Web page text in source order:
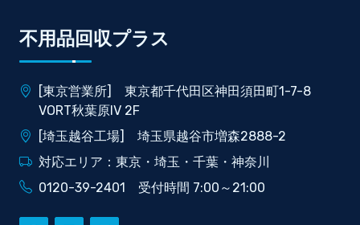
不用品回収プラス
[東京営業所] 東京都千代田区神田須田町1-7-8
VORT秋葉原IV 2F
[埼玉越谷工場] 埼玉県越谷市増森2888-2
対応エリア：東京・埼玉・千葉・神奈川
0120-39-2401 受付時間 7:00～21:00